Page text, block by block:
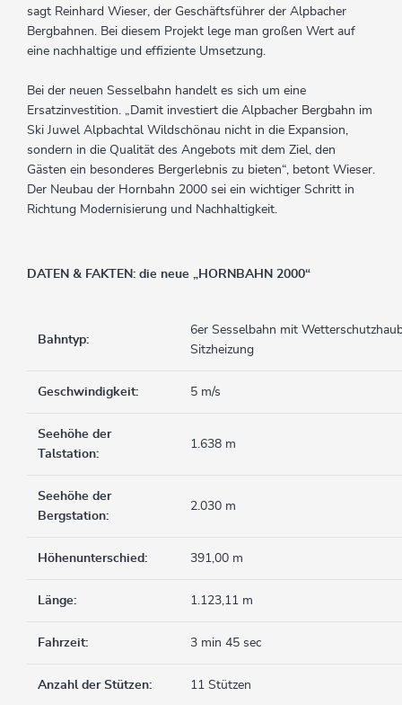
sagt Reinhard Wieser, der Geschäftsführer der Alpbacher
Bergbahnen. Bei diesem Projekt lege man großen Wert auf
eine nachhaltige und effiziente Umsetzung.
Bei der neuen Sesselbahn handelt es sich um eine
Ersatzinvestition. „Damit investiert die Alpbacher Bergbahn im
Ski Juwel Alpbachtal Wildschönau nicht in die Expansion,
sondern in die Qualität des Angebots mit dem Ziel, den
Gästen ein besonderes Bergerlebnis zu bieten“, betont Wieser.
Der Neubau der Hornbahn 2000 sei ein wichtiger Schritt in
Richtung Modernisierung und Nachhaltigkeit.
DATEN & FAKTEN: die neue „HORNBAHN 2000“
Bahntyp:
6er Sesselbahn mit
Sitzheizung
Geschwindigkeit: 5 m/s
Seehöhe der
Talstation:
1.638 m
Seehöhe der
Bergstation:
2.030 m
Höhenunterschied: 391,00 m
Länge: 1.123,11 m
Fahrzeit: 3 min 45 sec
Anzahl der Stützen: 11 Stützen